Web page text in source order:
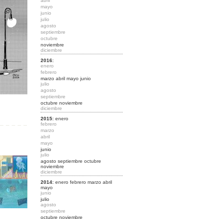
mayo
junio
julio
agosto
septiembre
octubre
noviembre
diciembre
2016:
enero
febrero
marzo abril mayo junio
julio
agosto
septiembre
octubre noviembre
diciembre
2015: enero
febrero
marzo
abril
mayo
junio
julio
agosto septiembre octubre
noviembre
diciembre
2014: enero febrero marzo abril
mayo
junio
julio
agosto
septiembre
octubre noviembre